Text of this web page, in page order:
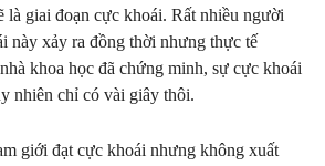
là giai đoạn cực khoái. Rất nhiều người
này xảy ra đồng thời nhưng thực tế
khoa học đã chứng minh, sự cực khoái
nhiên chỉ có vài giây thôi.
giới đạt cực khoái nhưng không xuất